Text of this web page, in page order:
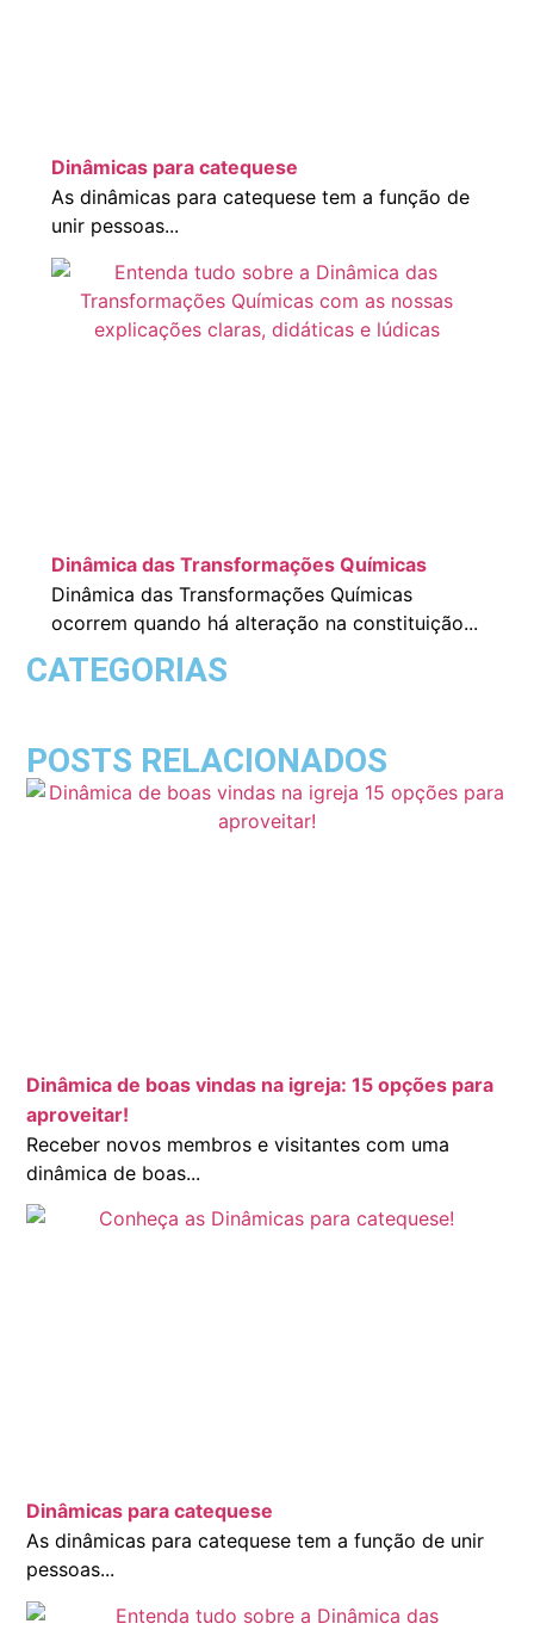
Dinâmicas para catequese
As dinâmicas para catequese tem a função de
unir pessoas...
Dinâmica das Transformações Químicas
Dinâmica das Transformações Químicas
ocorrem quando há alteração na constituição...
CATEGORIAS
POSTS RELACIONADOS
Dinâmica de boas vindas na igreja: 15 opções para
aproveitar!
Receber novos membros e visitantes com uma
dinâmica de boas...
Dinâmicas para catequese
As dinâmicas para catequese tem a função de unir
pessoas...